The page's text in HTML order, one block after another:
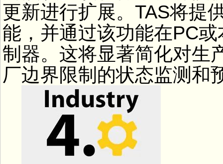
更新进行扩展。TAS将提
能，并通过该功能在PC
制器。这将显著简化对生
厂边界限制的状态监测和